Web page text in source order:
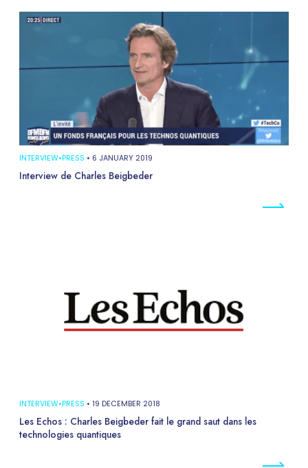
INTERVIEW•PRESS • 6 JANUARY 2019
Interview de Charles Beigbeder
INTERVIEW•PRESS • 19 DECEMBER 2018
Les Echos : Charles Beigbeder fait le grand saut dans les
technologies quantiques